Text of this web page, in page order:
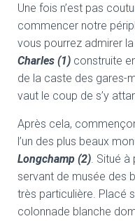
Une fois n’est pas
commencer notre
vous pourrez admirer
Charles (1) construite
de la caste des gares-
vaut le coup de s’y
Après cela,
l’un des plus beaux
Longchamp (2). Situé à
servant de musée des
très particulière. Placé
colonnade blanche